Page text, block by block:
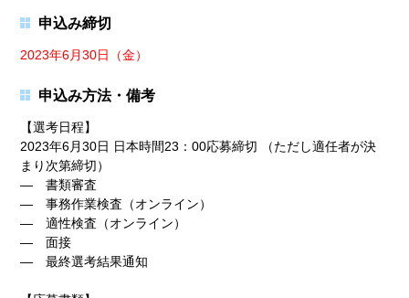
申込み締切
2023年6月30日（金）
申込み方法・備考
【選考日程】
2023年6月30日 日本時間23：00応募締切 （ただし適任者が決
まり次第締切）
― 書類審査
― 事務作業検査（オンライン）
― 適性検査（オンライン）
― 面接
― 最終選考結果通知